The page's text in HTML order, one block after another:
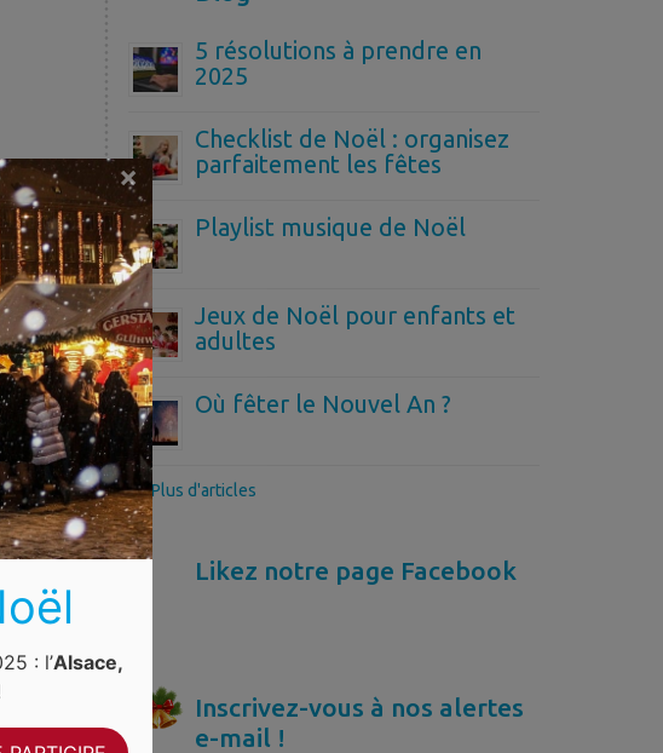
au
sa
5 résolutions à prendre en
2025
Checklist de Noël : organisez
parfaitement les fêtes
Playlist musique de Noël
Jeux de Noël pour enfants et
adultes
Où fêter le Nouvel An ?
>> Plus d'articles
Likez notre page Facebook
Inscrivez-vous à nos alertes
e-mail !
: l’Alsace,
×